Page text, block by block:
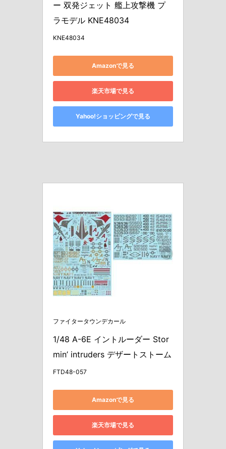
ー 双発ジェット 艦上攻撃機 プ
ラモデル KNE48034
KNE48034
Amazonで見る
楽天市場で見る
Yahoo!ショッピングで見る
ファイタータウンデカール
1/48 A-6E イントルーダー Stor
min’ intruders デザートストーム
FTD48-057
Amazonで見る
楽天市場で見る